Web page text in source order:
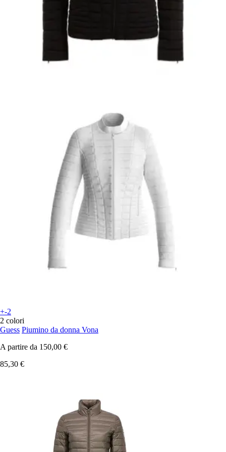
+-2
2 colori
Guess Piumino da donna Vona
A partire da 150,00 €
85,30 €